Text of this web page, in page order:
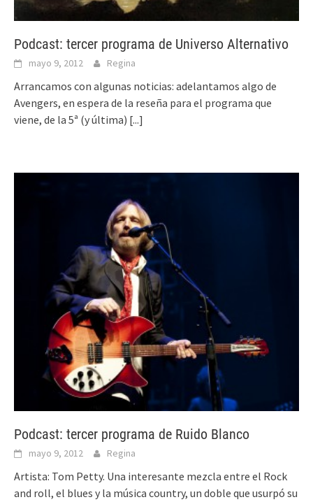
Podcast: tercer programa de Universo Alternativo
mayo 9, 2012 Regina
Arrancamos con algunas noticias: adelantamos algo de
Avengers, en espera de la reseña para el programa que
viene, de la 5ª (y última) [...]
Podcast: tercer programa de Ruido Blanco
mayo 9, 2012 Regina
Artista: Tom Petty. Una interesante mezcla entre el Rock
and roll, el blues y la música country, un doble que usurpó su